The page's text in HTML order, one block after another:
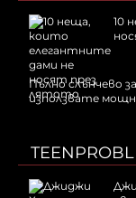
10
Пълно слънчево
използвате